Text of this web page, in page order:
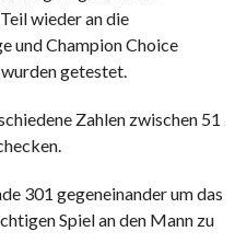
wieder an die
und Champion Choice
getestet.
Zahlen zwischen 51
301 gegeneinander um das
Spiel an den Mann zu